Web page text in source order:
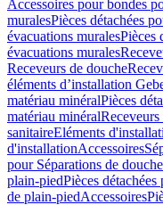
Accessoires pour bondes
muralesPièces détachées
évacuations muralesPièces
évacuations murales
Receveurs de douche
éléments d’installation
matériau minéralPièces
matériau minéral
sanitaireEléments
d'installationAccessoires
pour Séparations de douche
plain-piedPièces
de plain-piedAccessoires